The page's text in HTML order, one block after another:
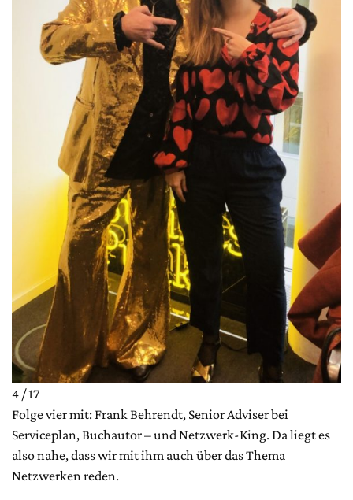
4 / 17
Folge vier mit: Frank Behrendt, Senior Adviser bei
Serviceplan, Buchautor – und Netzwerk-King. Da liegt es
also nahe, dass wir mit ihm auch über das Thema
Netzwerken reden.